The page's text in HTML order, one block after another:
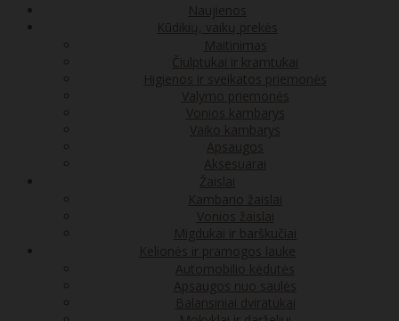
Naujienos
Kūdikių, vaikų prekės
Maitinimas
Čiulptukai ir kramtukai
Higienos ir sveikatos priemonės
Valymo priemonės
Vonios kambarys
Vaiko kambarys
Apsaugos
Aksesuarai
Žaislai
Kambario žaislai
Vonios žaislai
Migdukai ir barškučiai
Kelionės ir pramogos lauke
Automobilio kėdutės
Apsaugos nuo saulės
Balansiniai dviratukai